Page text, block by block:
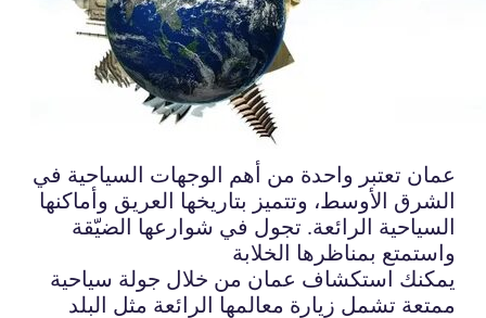
عمان تعتبر واحدة من أهم الوجهات السياحية في
الشرق الأوسط، وتتميز بتاريخها العريق وأماكنها
السياحية الرائعة. تجول في شوارعها الضيّقة
واستمتع بمناظرها الخلابة
يمكنك استكشاف عمان من خلال جولة سياحية
ممتعة تشمل زيارة معالمها الرائعة مثل البلد